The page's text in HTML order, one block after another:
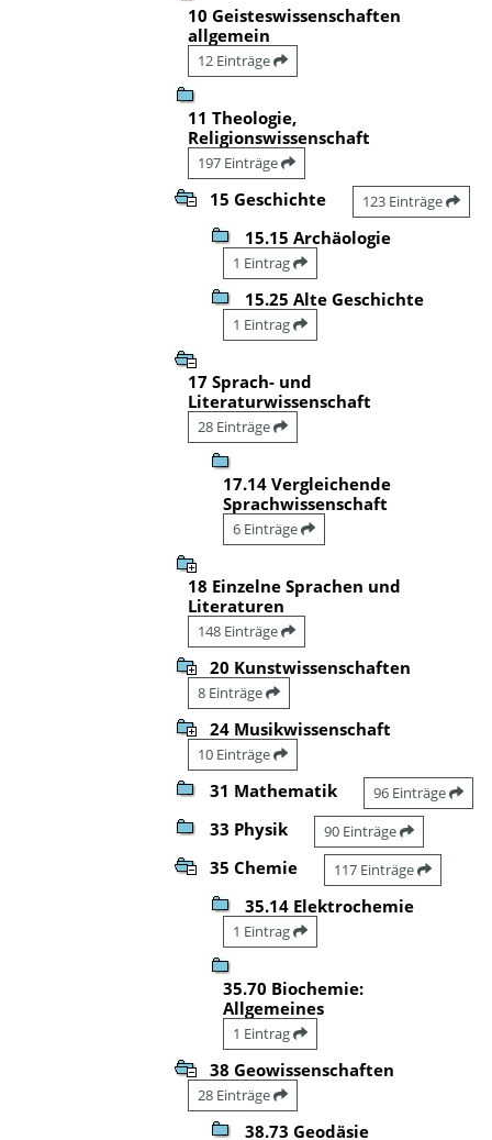
10 Geisteswissenschaften
allgemein
12 Einträge
11 Theologie,
Religionswissenschaft
197 Einträge
15 Geschichte 123 Einträge
15.15 Archäologie
1 Eintrag
15.25 Alte Geschichte
1 Eintrag
17 Sprach- und
Literaturwissenschaft
28 Einträge
17.14 Vergleichende
Sprachwissenschaft
6 Einträge
18 Einzelne Sprachen und
Literaturen
148 Einträge
20 Kunstwissenschaften
8 Einträge
24 Musikwissenschaft
10 Einträge
31 Mathematik 96 Einträge
33 Physik 90 Einträge
35 Chemie 117 Einträge
35.14 Elektrochemie
1 Eintrag
35.70 Biochemie:
Allgemeines
1 Eintrag
38 Geowissenschaften
28 Einträge
38.73 Geodäsie